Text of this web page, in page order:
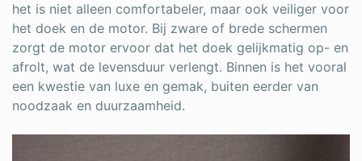
het is niet alleen comfortabeler, maar ook veiliger voor
het doek en de motor. Bij zware of brede schermen
zorgt de motor ervoor dat het doek gelijkmatig op- en
afrolt, wat de levensduur verlengt. Binnen is het vooral
een kwestie van luxe en gemak, buiten eerder van
noodzaak en duurzaamheid.